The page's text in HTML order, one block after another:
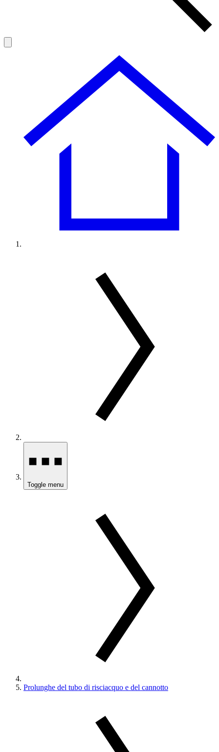
Toggle menu
Prolunghe del tubo di risciacquo e del cannotto